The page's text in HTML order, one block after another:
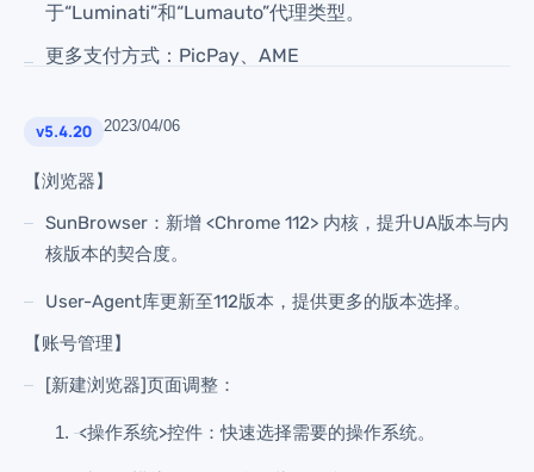
于“Luminati”和“Lumauto”代理类型。
更多支付方式：PicPay、AME
v5.4.20 2023/04/06
【浏览器】
SunBrowser：新增 <Chrome 112> 内核，提升UA版本与内
核版本的契合度。
User-Agent库更新至112版本，提供更多的版本选择。
【账号管理】
[新建浏览器]页面调整：
<操作系统>控件：快速选择需要的操作系统。